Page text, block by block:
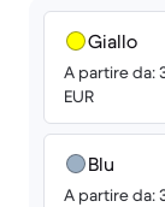
Giallo
A partire da:
EUR
Blu
A partire da: